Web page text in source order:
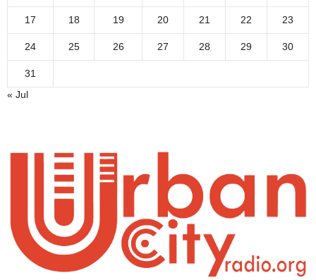
17 18 19 20 21 22 23
24 25 26 27 28 29 30
31
« Jul